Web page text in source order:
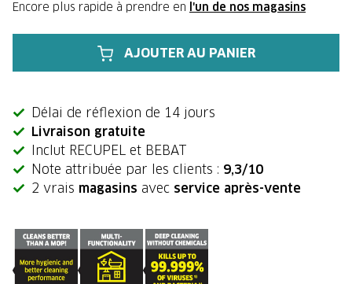
Encore plus rapide à prendre en l'un de nos magasins
AJOUTER AU PANIER
Délai de réflexion de 14 jours
Livraison gratuite
Inclut RECUPEL et BEBAT
Note attribuée par les clients : 9,3/10
2 vrais magasins avec service après-vente